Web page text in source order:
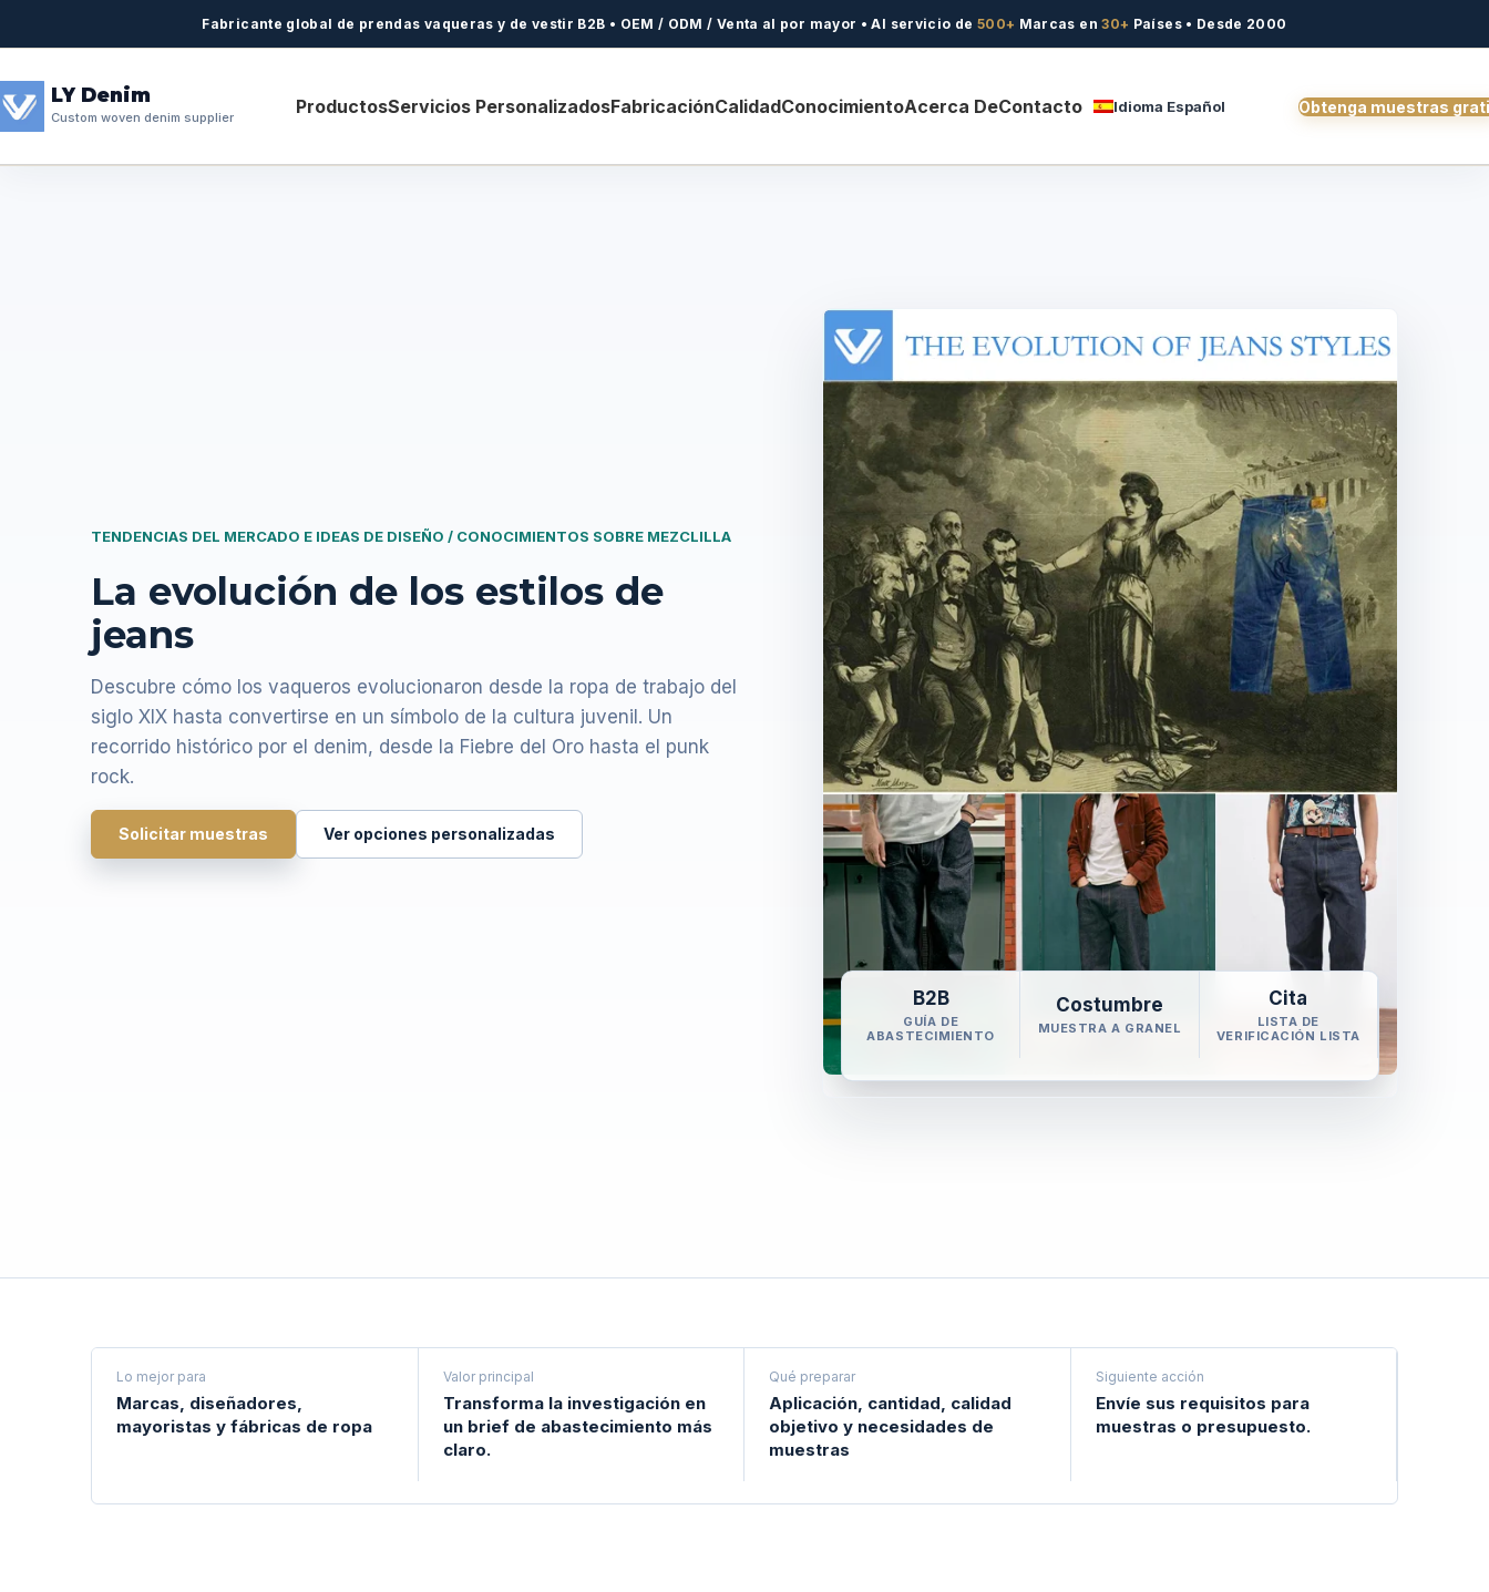
Fabricante global de prendas vaqueras y de vestir B2B • OEM / ODM / Venta al por mayor • Al servicio de 500+ Marcas en30+ Países • Desde 2000
LY Denim
Custom woven denim supplier ProductosServicios PersonalizadosFabricaciónCalidadConocimientoAcerca DeContacto Idioma Español Obtenga muestras
TENDENCIAS DEL MERCADO E IDEAS DE DISEÑO / CONOCIMIENTOS SOBRE MEZCLILLA
La evolución de los estilos de
jeans
Descubre cómo los vaqueros evolucionaron desde la ropa de trabajo del
siglo XIX hasta convertirse en un símbolo de la cultura juvenil. Un
recorrido histórico por el denim, desde la Fiebre del Oro hasta el punk
rock.
Solicitar muestras Ver opciones personalizadas
B2B
GUÍA DE
ABASTECIMIENTO
Costumbre
MUESTRA A GRANEL
Cita
LISTA DE
VERIFICACIÓN LISTA
Lo mejor para
Marcas, diseñadores,
mayoristas y fábricas de ropa
Valor principal
Transforma la investigación en
un brief de abastecimiento más
claro.
Qué preparar
Aplicación, cantidad, calidad
objetivo y necesidades de
muestras
Siguiente acción
Envíe sus requisitos para
muestras o presupuesto.